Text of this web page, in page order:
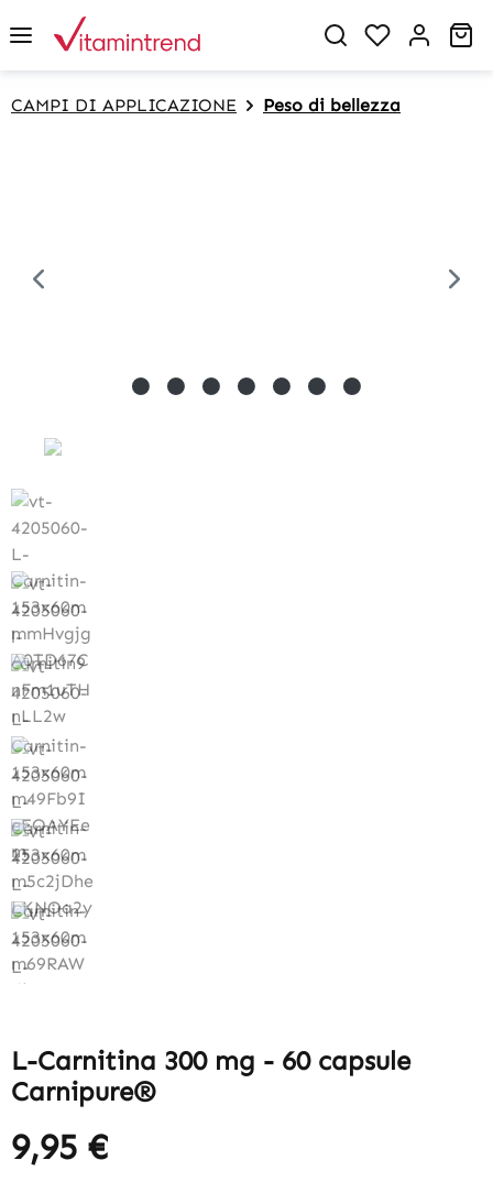
content
CAMPI DI APPLICAZIONE Peso di bellezza
L-Carnitina 300 mg - 60 capsule
Carnipure®
9,95 €